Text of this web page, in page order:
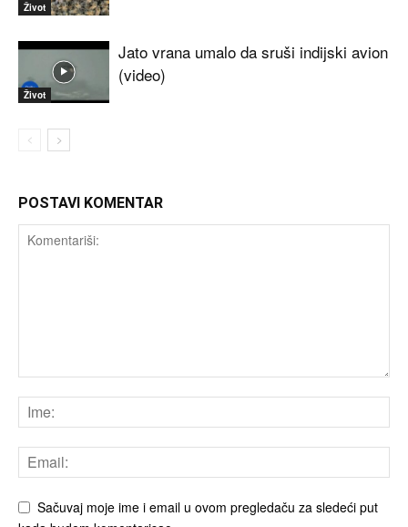
Život
Život
Jato vrana umalo da sruši indijski avion
(video)
POSTAVI KOMENTAR
Sačuvaj moje ime i email u ovom pregledaču za sledeći put